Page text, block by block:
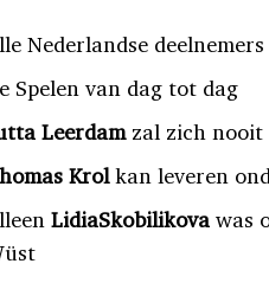
Nederlandse
Spelen van dag tot dag
Leerdamzal zich nooit
Krolkan leveren
LidiaSkobilikovawas